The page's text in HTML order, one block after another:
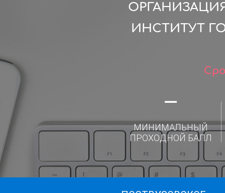
ИНСТИТУТ
—
МИНИМАЛЬНЫЙ
ПРОХОДНОЙ БАЛЛ